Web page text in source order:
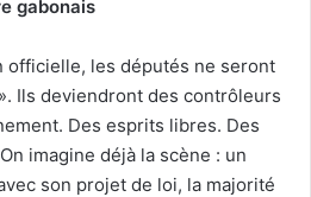
gabonais
officielle, les députés ne seront
Ils deviendront des contrôleurs
Des esprits libres. Des
imagine déjà la scène : un
son projet de loi, la majorité